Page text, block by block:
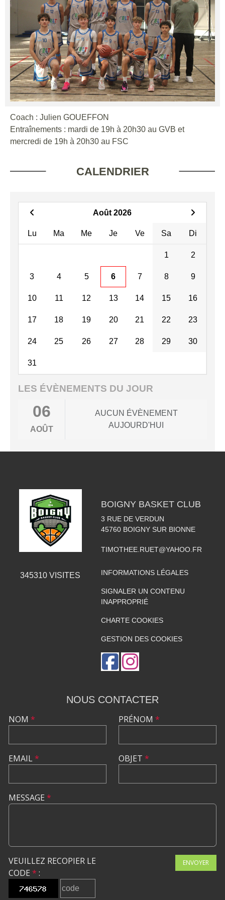
Coach : Julien GOUEFFON
Entraînements : mardi de 19h à 20h30 au GVB et
mercredi de 19h à 20h30 au FSC
CALENDRIER
Août 2026
Lu Ma Me Je Ve Sa Di
1 2
3 4 5 6 7 8 9
10 11 12 13 14 15 16
17 18 19 20 21 22 23
24 25 26 27 28 29 30
31
LES ÉVÈNEMENTS DU JOUR
06
AOÛT
AUCUN ÉVÈNEMENT
AUJOURD'HUI
345310 VISITES
BOIGNY BASKET CLUB
3 RUE DE VERDUN
45760 BOIGNY SUR BIONNE
TIMOTHEE.RUET@YAHOO.FR
INFORMATIONS LÉGALES
SIGNALER UN CONTENU
INAPPROPRIÉ
CHARTE COOKIES
GESTION DES COOKIES
NOUS CONTACTER
NOM *
EMAIL*
PRÉNOM *
OBJET *
MESSAGE *
VEUILLEZ RECOPIER LE
CODE * :
ENVOYER